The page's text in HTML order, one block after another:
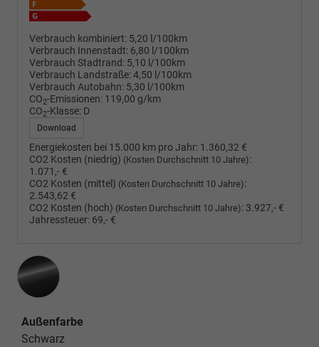
Verbrauch kombiniert: 5,20 l/100km
Verbrauch Innenstadt: 6,80 l/100km
Verbrauch Stadtrand: 5,10 l/100km
Verbrauch Landstraße:4,50 l/100km
Verbrauch Autobahn: 5,30 l/100km
CO2-Emissionen: 119,00 g/km
CO2-Klasse: D
Download
Energiekosten bei 15.000 km pro Jahr: 1.360,32 €
CO2 Kosten (niedrig) (Kosten Durchschnitt 10 Jahre):
1.071,- €
CO2 Kosten (mittel) (Kosten Durchschnitt 10 Jahre):
2.543,62 €
CO2 Kosten (hoch) (Kosten Durchschnitt 10 Jahre): 3.927,- €
Jahressteuer: 69,- €
Außenfarbe
Schwarz